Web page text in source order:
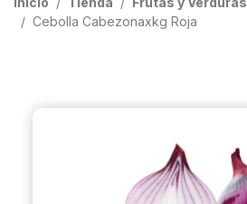
Cebolla Cabezonaxkg Roja